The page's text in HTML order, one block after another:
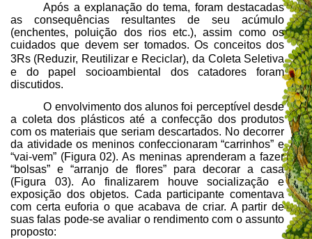
Após a explanação do tema, foram destacadas
as consequências resultantes de seu acúmulo
(enchentes, poluição dos rios etc.), assim como os
cuidados que devem ser tomados. Os conceitos dos
3Rs (Reduzir, Reutilizar e Reciclar), da Coleta Seletiva
e do papel socioambiental dos catadores foram
discutidos.
O envolvimento dos alunos foi perceptível desde
a coleta dos plásticos até a confecção dos produtos
com os materiais que seriam descartados. No decorrer
da atividade os meninos confeccionaram “carrinhos” e
“vai-vem” (Figura 02). As meninas aprenderam a fazer
“bolsas” e “arranjo de flores” para decorar a casa
(Figura 03). Ao finalizarem houve socialização e
exposição dos objetos. Cada participante comentava
com certa euforia o que acabava de criar. A partir de
suas falas pode-se avaliar o rendimento com o assunto
proposto: